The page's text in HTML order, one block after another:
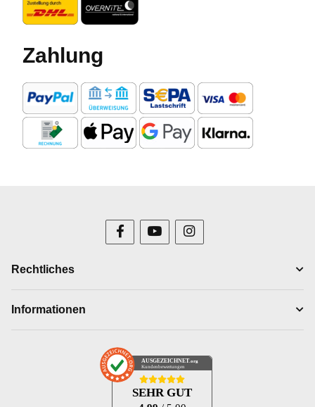
Zahlung
Rechtliches
Informationen
AUSGEZEICHNET .org
Kundenbewertungen
SEHR GUT